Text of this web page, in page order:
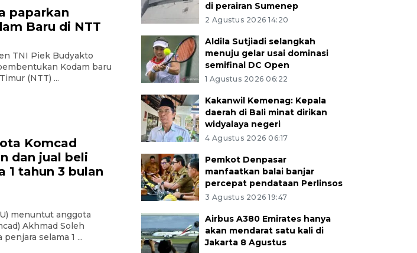
paparkan
Baru di NTT
TNI Piek Budyakto
Kodam baru
(NTT) ...
Komcad
dan jual beli
1 tahun 3 bulan
menuntut anggota
Akhmad Soleh
selama 1 ...
di perairan Sumenep
2 Agustus 2026 14:20
Aldila Sutjiadi selangkah
menuju gelar usai dominasi
semifinal DC Open
1 Agustus 2026 06:22
Kakanwil Kemenag: Kepala
daerah di Bali minat dirikan
widyalaya negeri
4 Agustus 2026 06:17
Pemkot Denpasar
manfaatkan balai banjar
percepat pendataan Perlinsos
3 Agustus 2026 19:47
Airbus A380 Emirates hanya
akan mendarat satu kali di
Jakarta 8 Agustus